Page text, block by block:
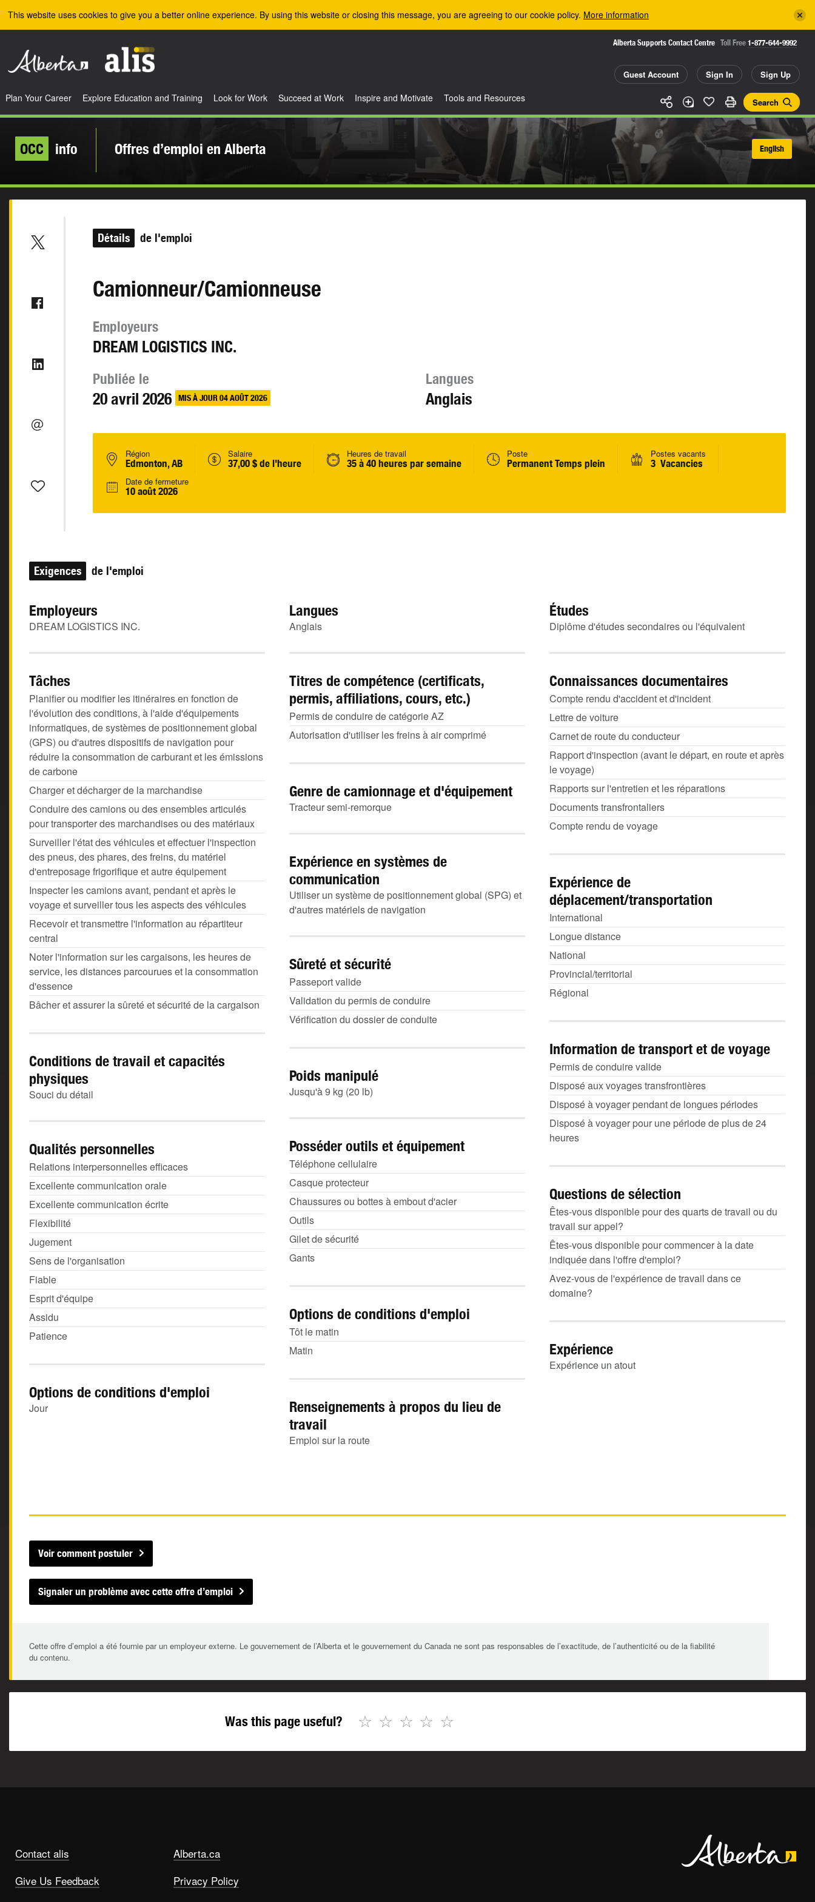
This website uses cookies to give you a better online experience. By using this website or closing this message, you are agreeing to our cookie policy. More information
Alberta Supports Contact Centre Toll Free 1-877-644-9992
Guest Account Sign In Sign Up
Search
Plan Your Career Explore Education and Training Look for Work Succeed at Work Inspire and Motivate Tools and Resources
OCC info Offres d’emploi en Alberta English
Détails de l'emploi
Camionneur/Camionneuse
Employeurs
DREAM LOGISTICS INC.
Publiée le
20 avril 2026 MIS À JOUR 04 AOÛT 2026
Langues
Anglais
Région
Edmonton, AB
Salaire
37,00 $ de l'heure
Heures de travail
35 à 40 heures par semaine
Poste
Permanent Temps plein
Postes vacants
3 Vacancies
Date de fermeture
10 août 2026
Exigences de l'emploi
Employeurs
DREAM LOGISTICS INC.
Langues
Anglais
Études
Diplôme d'études secondaires ou l'équivalent
Tâches
Planifier ou modifier les itinéraires en fonction de
l'évolution des conditions, à l'aide d'équipements
informatiques, de systèmes de positionnement global
(GPS) ou d'autres dispositifs de navigation pour
réduire la consommation de carburant et les émissions
de carbone
Charger et décharger de la marchandise
Conduire des camions ou des ensembles articulés
pour transporter des marchandises ou des matériaux
Surveiller l'état des véhicules et effectuer l'inspection
des pneus, des phares, des freins, du matériel
d'entreposage frigorifique et autre équipement
Inspecter les camions avant, pendant et après le
voyage et surveiller tous les aspects des véhicules
Recevoir et transmettre l'information au répartiteur
central
Noter l'information sur les cargaisons, les heures de
service, les distances parcourues et la consommation
d'essence
Bâcher et assurer la sûreté et sécurité de la cargaison
Titres de compétence (certificats,
permis, affiliations, cours, etc.)
Permis de conduire de catégorie AZ
Autorisation d'utiliser les freins à air comprimé
Connaissances documentaires
Compte rendu d'accident et d'incident
Lettre de voiture
Carnet de route du conducteur
Rapport d'inspection (avant le départ, en route et après
le voyage)
Rapports sur l'entretien et les réparations
Documents transfrontaliers
Compte rendu de voyage
Genre de camionnage et d'équipement
Tracteur semi-remorque
Expérience en systèmes de
communication
Utiliser un système de positionnement global (SPG) et
d'autres matériels de navigation
Expérience de
déplacement/transportation
International
Longue distance
National
Provincial/territorial
Régional
Sûreté et sécurité
Passeport valide
Validation du permis de conduire
Vérification du dossier de conduite
Information de transport et de voyage
Permis de conduire valide
Disposé aux voyages transfrontières
Disposé à voyager pendant de longues périodes
Disposé à voyager pour une période de plus de 24
heures
Conditions de travail et capacités
physiques
Souci du détail
Poids manipulé
Jusqu'à 9 kg (20 lb)
Posséder outils et équipement
Téléphone cellulaire
Casque protecteur
Chaussures ou bottes à embout d'acier
Outils
Gilet de sécurité
Gants
Qualités personnelles
Relations interpersonnelles efficaces
Excellente communication orale
Excellente communication écrite
Flexibilité
Jugement
Sens de l'organisation
Fiable
Esprit d'équipe
Assidu
Patience
Questions de sélection
Êtes-vous disponible pour des quarts de travail ou du
travail sur appel?
Êtes-vous disponible pour commencer à la date
indiquée dans l'offre d'emploi?
Avez-vous de l'expérience de travail dans ce
domaine?
Options de conditions d'emploi
Tôt le matin
Matin
Expérience
Expérience un atout
Options de conditions d'emploi
Jour
Renseignements à propos du lieu de
travail
Emploi sur la route
Voir comment postuler
Signaler un problème avec cette offre d’emploi
Cette offre d’emploi a été fournie par un employeur externe. Le gouvernement de l’Alberta et le gouvernement du Canada ne sont pas responsables de l’exactitude, de l’authenticité ou de la fiabilité
du contenu.
Was this page useful? ☆
☆
☆
☆
☆
Contact alis
Give Us Feedback
Alberta.ca
Privacy Policy